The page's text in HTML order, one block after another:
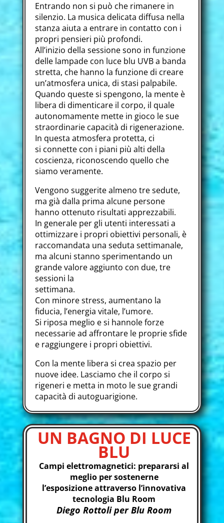
Entrando non si può che rimanere in
silenzio. La musica delicata diffusa nella
stanza aiuta a entrare in contatto con i
propri pensieri più profondi.
All’inizio della sessione sono in funzione
delle lampade con luce blu UVB a banda
stretta, che hanno la funzione di creare
un’atmosfera unica, di stasi palpabile.
Quando queste si spengono, la mente è
libera di dimenticare il corpo, il quale
autonomamente mette in gioco le sue
straordinarie capacità di rigenerazione.
In questa atmosfera protetta, ci
si connette con i piani più alti della
coscienza, riconoscendo quello che
siamo veramente.
Vengono suggerite almeno tre sedute,
ma già dalla prima alcune persone
hanno ottenuto risultati apprezzabili.
In generale per gli utenti interessati a
ottimizzare i propri obiettivi personali, è
raccomandata una seduta settimanale,
ma alcuni stanno sperimentando un
grande valore aggiunto con due, tre
sessioni la
settimana.
Con minore stress, aumentano la
fiducia, l’energia vitale, l’umore.
Si riposa meglio e si hannole forze
necessarie ad affrontare le proprie sfide
e raggiungere i propri obiettivi.
Con la mente libera si crea spazio per
nuove idee. Lasciamo che il corpo si
rigeneri e metta in moto le sue grandi
capacità di autoguarigione.
UN BAGNO DI LUCE
BLU
Campi elettromagnetici: prepararsi al
meglio per sostenerne
l’esposizione attraverso l’innovativa
tecnologia Blu Room
Diego Rottoli per Blu Room